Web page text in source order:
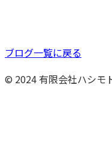
ブログ一覧に戻る
© 2024 有限会社ハシモ